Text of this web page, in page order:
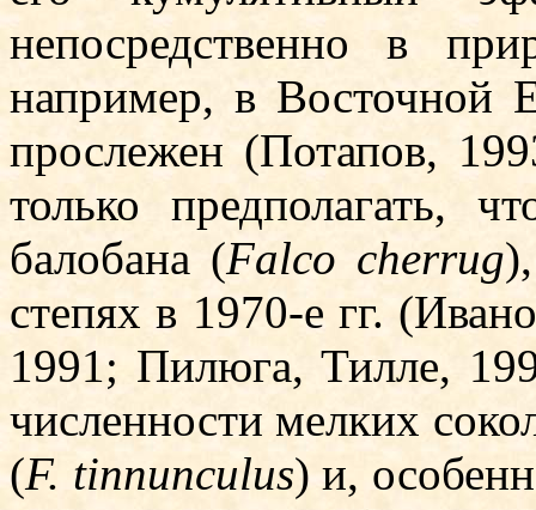
непосредственно в
например, в Вос­точной
прослежен (Потапов,
только предполагать,
балобана (Falco cherrug
степях в 1970-е гг.
1991; Пилюга, Тилле,
численности мелких
(F. tinnunculus) и,